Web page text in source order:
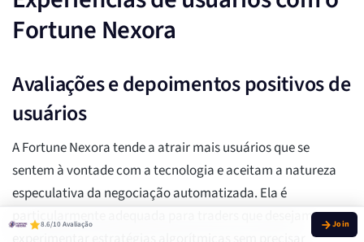
Fortune Nexora
Avaliações e depoimentos positivos de
usuários
A Fortune Nexora tende a atrair mais usuários que se
sentem à vontade com a tecnologia e aceitam a natureza
especulativa da negociação automatizada. Ela é
particularmente adequada para traders que desejam
8.6/10 Avaliação